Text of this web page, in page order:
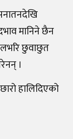
मानिने छैन
छुवाछुत
।
हालिदिएको